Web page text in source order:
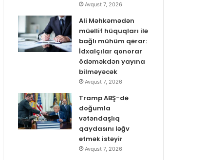
Avqust 7, 2026
Ali Məhkəmədən
müəllif hüquqları ilə
bağlı mühüm qərar:
İdxalçılar qonorar
ödəməkdən yayına
bilməyəcək
Avqust 7, 2026
Tramp ABŞ-də
doğumla
vətəndaşlıq
qaydasını ləğv
etmək istəyir
Avqust 7, 2026